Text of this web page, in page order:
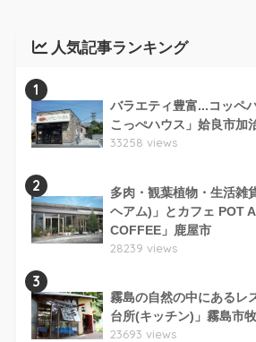
人気記事ランキング
1
バラエティ豊富...コッペ
こっぺハウス」姶良市加
33258 views
2
多肉・観葉植物・生活雑
ヘアム)」とカフェ POT
COFFEE」鹿屋市
28239 views
3
霧島の自然の中にあるレ
台所(キッチン)」霧島市
23693 views